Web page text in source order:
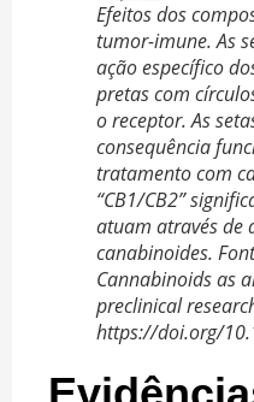
Efeitos dos
tumor-imune. As
ação específico
pretas com
o receptor. As
consequência
tratamento com
“CB1/CB2”
atuam através de
canabinoides.
Cannabinoids as
preclinical
https://doi.org/